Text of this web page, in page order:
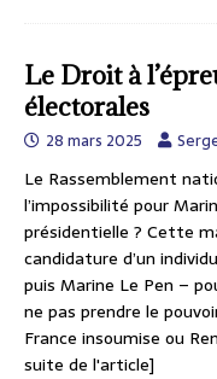
Le Droit à
électorales
28 mars 2025
Le Rassemblement
l’impossibilité pour
présidentielle ? Cette
candidature d’un
puis Marine Le Pen –
ne pas prendre le
France insoumise ou
suite de l'article]